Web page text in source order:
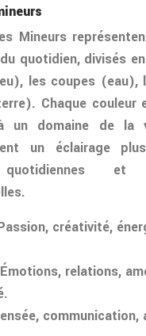
Mineurs
quotidien, divisés
les coupes (eau),
Chaque couleur
un domaine de la
un éclairage
quotidiennes
créativité,
relations,